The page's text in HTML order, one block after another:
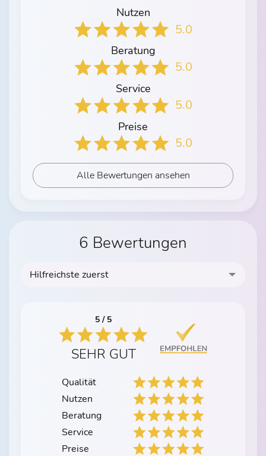
Nutzen
5.0
Beratung
5.0
Service
5.0
Preise
5.0
Alle Bewertungen ansehen
6 Bewertungen
Hilfreichste zuerst
5 / 5
SEHR GUT
Qualität
Nutzen
Beratung
Service
Preise